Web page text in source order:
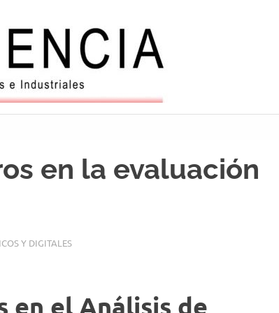
en la evaluación
Y DIGITALES
en el Análisis de